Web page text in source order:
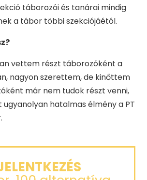
táborozói és tanárai mindig
a tábor többi szekciójáétól.
vettem részt táborozóként a
nagyon szerettem, de kinőttem
már nem tudok részt venni,
hatalmas élmény a PT